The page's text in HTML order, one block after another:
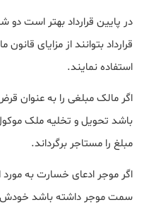
در پایین قرارداد بهتر است دو
استفاده نمایند.
اگر مالک مبلغی را به عنوان
باشد تحویل و تخلیه ملک
مبلغ را مستاجر برگرداند.
اگر موجر ادعای خسارت به مورد
سمت موجر داشته باشد خودش